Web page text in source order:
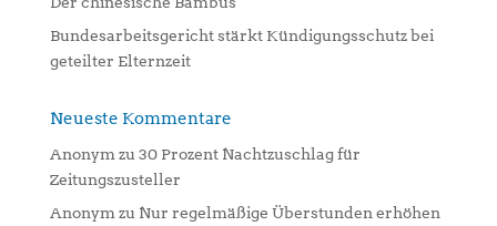
Bundesarbeitsgericht stärkt Kündigungsschutz bei
geteilter Elternzeit
Neueste Kommentare
Anonym zu 30 Prozent Nachtzuschlag für
Zeitungszusteller
Anonym zu Nur regelmäßige Überstunden erhöhen